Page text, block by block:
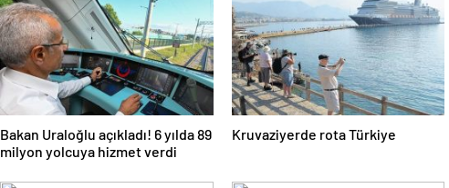
Bakan Uraloğlu açıkladı! 6 yılda 89
milyon yolcuya hizmet verdi
Kruvaziyerde rota Türkiye